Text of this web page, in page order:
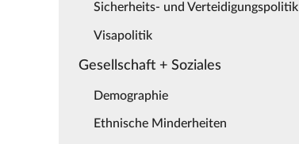
Sicherheits- und Verteidigungspolitik
Visapolitik
Gesellschaft + Soziales
Demographie
Ethnische Minderheiten